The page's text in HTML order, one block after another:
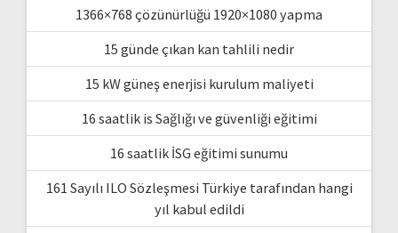
1366×768 çözünürlüğü 1920×1080 yapma
15 günde çıkan kan tahlili nedir
15 kW güneş enerjisi kurulum maliyeti
16 saatlik is Sağlığı ve güvenliği eğitimi
16 saatlik İSG eğitimi sunumu
161 Sayılı ILO Sözleşmesi Türkiye tarafından hangi
yıl kabul edildi